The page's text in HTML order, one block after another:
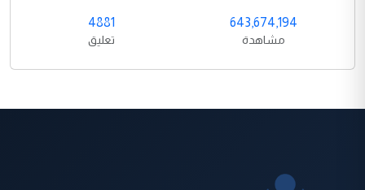
643,674,194
مشاهدة
4881
تعليق